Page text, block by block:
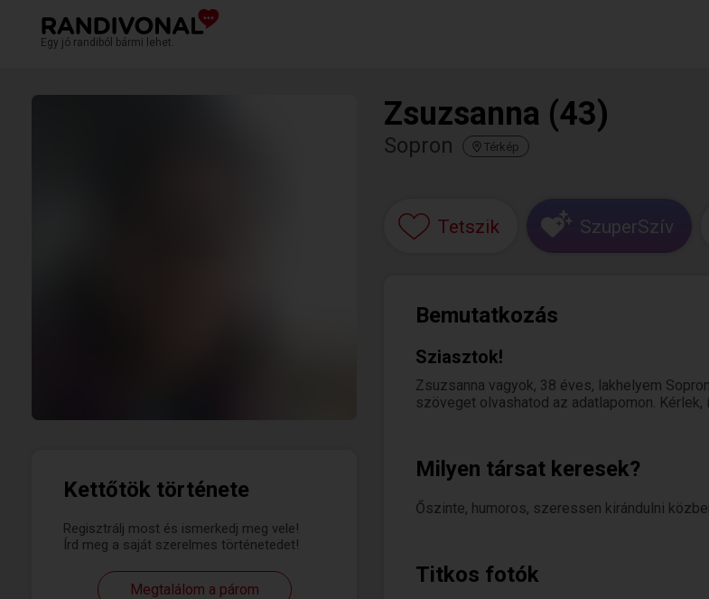
Egy jó randiból bármi lehet.
Kettőtök története
Regisztrálj most és ismerkedj meg vele!
Írd meg a saját szerelmes történetedet!
Megtalálom a párom
Zsuzsanna (43)
Sopron Térkép
Tetszik SzuperSzív
Bemutatkozás
Sziasztok!
Zsuzsanna vagyok, 38 éves, lakhelyem
szöveget olvashatod az adatlapomon.
Milyen társat keresek?
Őszinte, humoros, szeressen kirándulni
Titkos fotók